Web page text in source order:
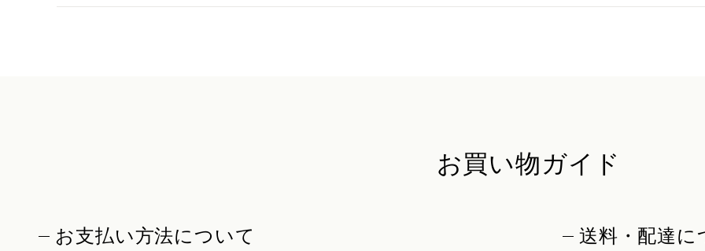
お買い物ガイド
お支払い方法について 送料・配達に